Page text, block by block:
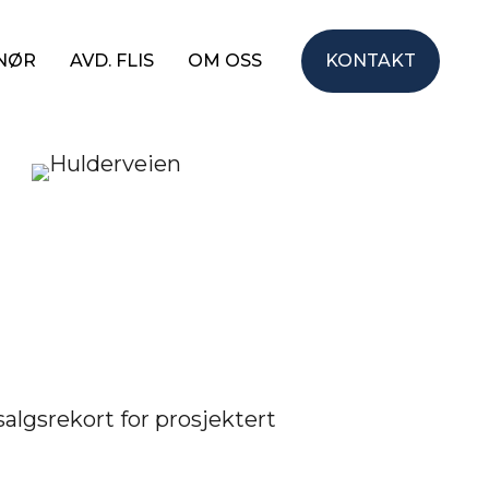
AVD. FLIS OM OSS KONTAKT
for prosjektert